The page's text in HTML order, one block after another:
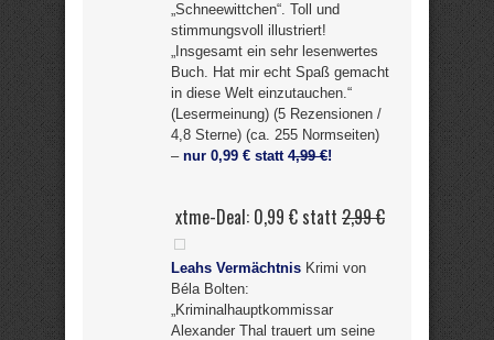
„Schneewittchen“. Toll und
stimmungsvoll illustriert!
„Insgesamt ein sehr lesenwertes
Buch. Hat mir echt Spaß gemacht
in diese Welt einzutauchen.“
(Lesermeinung) (5 Rezensionen /
4,8 Sterne) (ca. 255 Normseiten)
– nur 0,99 € statt 4,99 €!
xtme-Deal: 0,99 € statt 2,99 €
Leahs Vermächtnis Krimi von
Béla Bolten:
„Kriminalhauptkommissar
Alexander Thal trauert um seine